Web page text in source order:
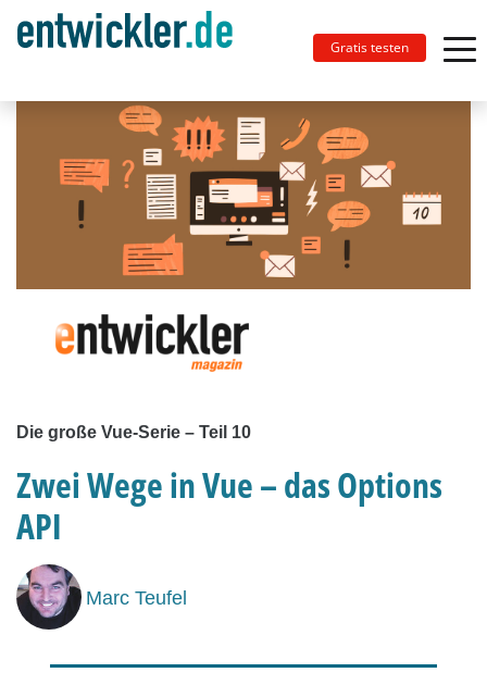
Gratis testen
Die große Vue-Serie – Teil 10
Zwei Wege in Vue – das Options
API
Marc Teufel